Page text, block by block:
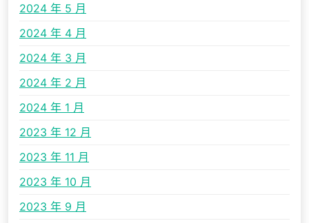
2024 年 5 月
2024 年 4 月
2024 年 3 月
2024 年 2 月
2024 年 1 月
2023 年 12 月
2023 年 11 月
2023 年 10 月
2023 年 9 月